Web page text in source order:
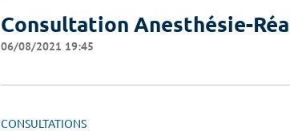
Consultation Anesthésie-
06/08/2021 19:45
CONSULTATIONS